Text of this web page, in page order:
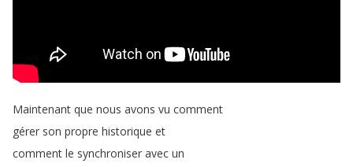
Maintenant que nous avons vu comment
gérer son propre historique et
comment le synchroniser avec un